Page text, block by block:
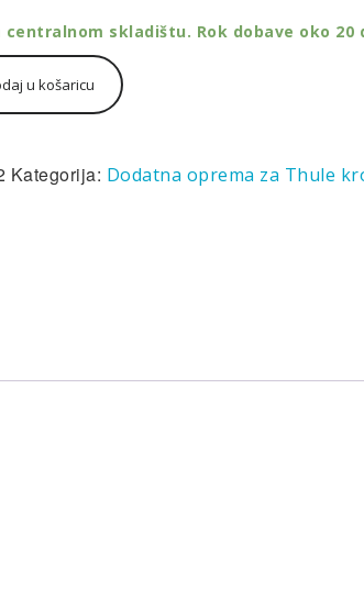
centralnom skladištu. Rok dobave oko 20
u košaricu
Kategorija: Dodatna oprema za Thule